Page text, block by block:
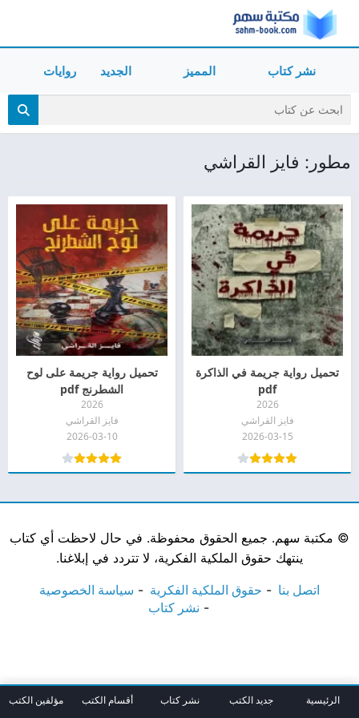
نشر كتاب المميز الجديد روايات
مطور: فايز القراشي
تحميل رواية جريمة في الذاكرة
pdf
2026
فايز القراشي
2026-03-15
تحميل رواية جريمة على لوح
الشطرنج pdf
2026
فايز القراشي
2026-03-10
© مكتبة سهم. جميع الحقوق محفوظة. في حال لاحظت أي كتاب
ينتهك حقوق الملكية الفكرية، لا تتردد في إبلاغنا.
اتصل بنا حقوق الملكية الفكرية
سياسة الخصوصية
نشر كتاب
الرئيسية جديد الكتب نشر كتاب أقسام الكتب مؤلفين الكتب